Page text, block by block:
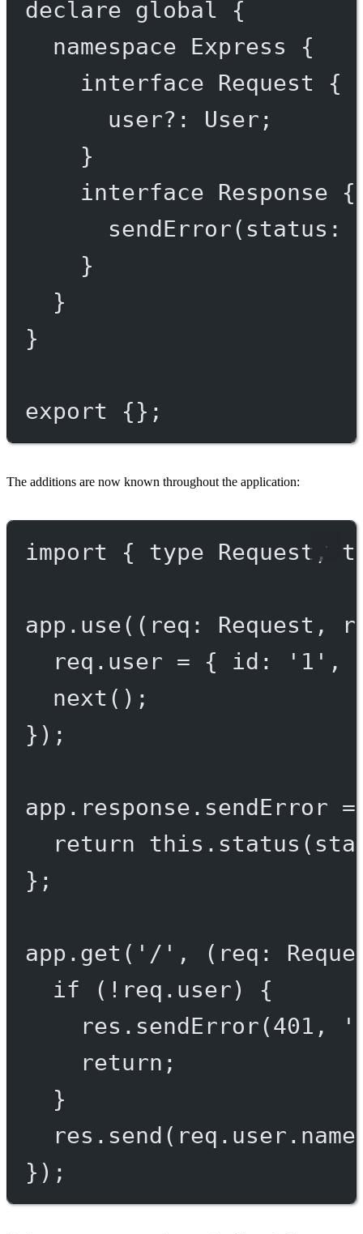
declare global {
namespace
Express {
interface
Request {
user?: User ;
}
interface
Response {
sendError( status :
}
}
}
export {};
The additions are now known throughout the application:
import { type Request,
app. use(( req : Request ,
req.user = { id: '1' ,
next ();
});
app.response. sendError =
return
this . status
};
app. get ( '/' , ( req :
if ( ! req.user) {
res. sendError(401 ,
return ;
}
res. send
});